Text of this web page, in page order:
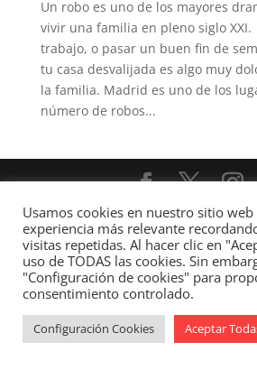
Un robo es uno de los mayores
vivir una familia en pleno siglo
trabajo, o pasar un buen fin de
tu casa desvalijada es algo muy
la familia. Madrid es uno de los
número de robos...
Diseñado porElegant Themes|
WordPress
Usamos cookies en nuestro sitio
experiencia más relevante
visitas repetidas. Al hacer clic en
uso de TODAS las cookies. Sin
"Configuración de cookies" para
consentimiento controlado.
Configuración Cookies Aceptar